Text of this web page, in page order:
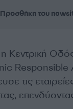
Προσθήκη του
η Κεντρική
τις